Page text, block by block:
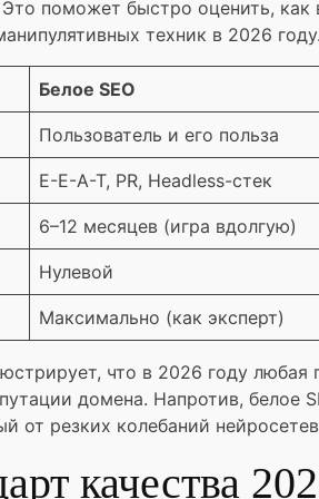
поможет быстро оценить,
техник в 2026 году.
Белое SEO
Пользователь и его польза
E-E-A-T, PR, Headless-стек
6–12 месяцев (игра вдолгую)
Нулевой
Максимально (как эксперт)
что в 2026 году
домена. Напротив,
от резких колебаний
качества